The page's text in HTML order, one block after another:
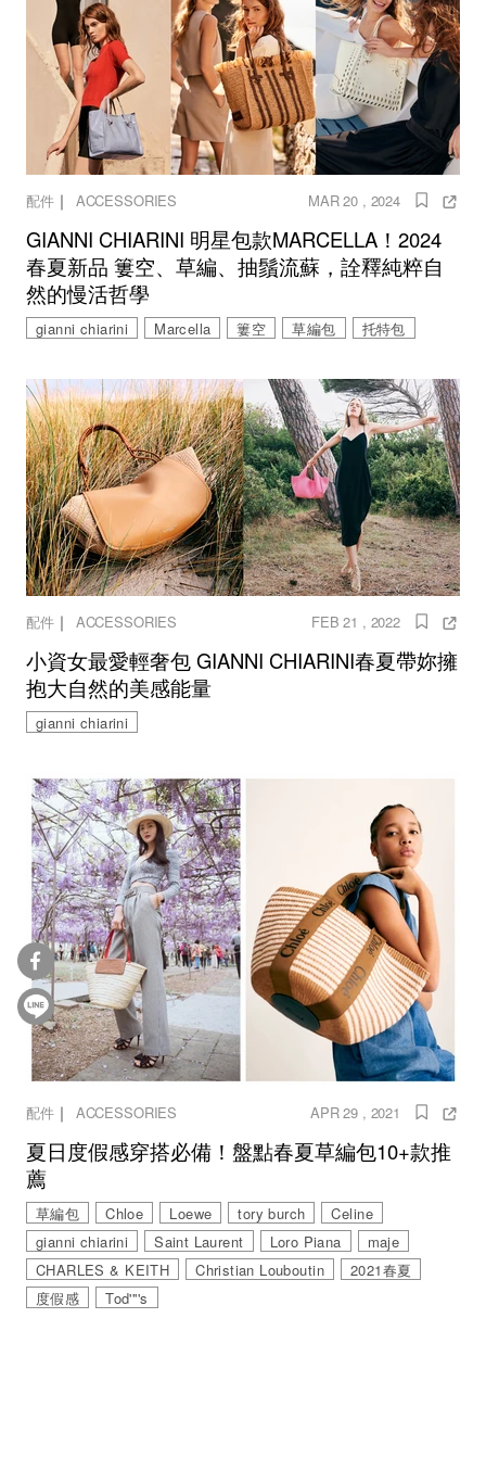
配件｜ ACCESSORIES MAR 20 , 2024
GIANNI CHIARINI 明星包款MARCELLA！2024
春夏新品 簍空、草編、抽鬚流蘇，詮釋純粹自
然的慢活哲學
gianni chiarini Marcella 簍空 草編包 托特包
配件｜ ACCESSORIES FEB 21 , 2022
小資女最愛輕奢包 GIANNI CHIARINI春夏帶妳擁
抱大自然的美感能量
gianni chiarini
配件｜ ACCESSORIES APR 29 , 2021
夏日度假感穿搭必備！盤點春夏草編包10+款推
薦
草編包 Chloe Loewe tory burch
Celine
gianni chiarini
Saint Laurent Loro Piana
maje
CHARLES & KEITH
Christian Louboutin
2021春夏
度假感
Tod''''s